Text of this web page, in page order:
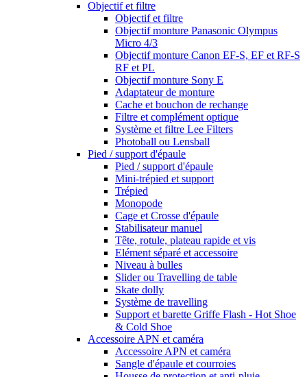
Objectif et filtre
Objectif et filtre
Objectif monture Panasonic Olympus
Micro 4/3
Objectif monture Canon EF-S, EF et RF-S
RF et PL
Objectif monture Sony E
Adaptateur de monture
Cache et bouchon de rechange
Filtre et complément optique
Système et filtre Lee Filters
Photoball ou Lensball
Pied / support d'épaule
Pied / support d'épaule
Mini-trépied et support
Trépied
Monopode
Cage et Crosse d'épaule
Stabilisateur manuel
Tête, rotule, plateau rapide et vis
Elément séparé et accessoire
Niveau à bulles
Slider ou Travelling de table
Skate dolly
Système de travelling
Support et barette Griffe Flash - Hot Shoe
& Cold Shoe
Accessoire APN et caméra
Accessoire APN et caméra
Sangle d'épaule et courroies